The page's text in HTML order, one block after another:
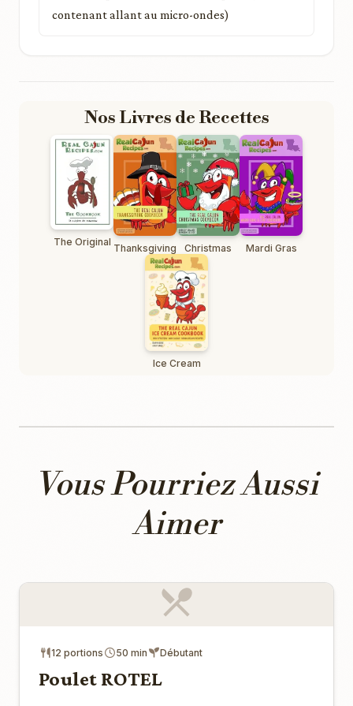
contenant allant au micro-ondes)
Nos Livres de Recettes
The Original Thanksgiving Christmas Mardi Gras
Ice Cream
Vous Pourriez Aussi
Aimer
12 portions 50 min Débutant
Poulet ROTEL